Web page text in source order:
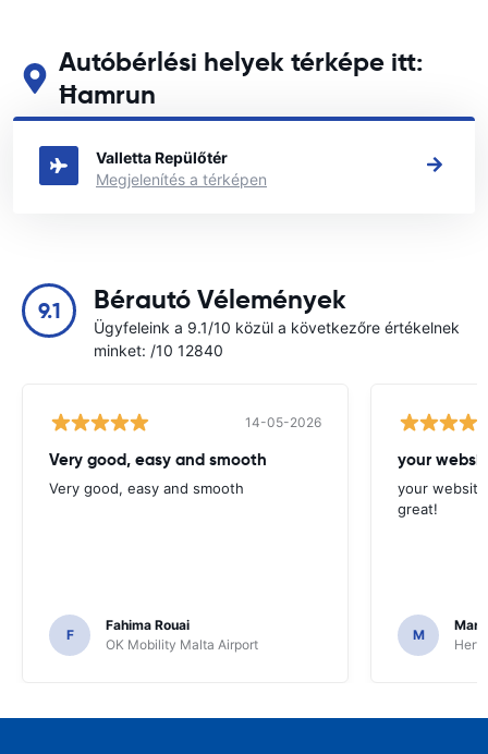
Autóbérlési helyek térképe itt:
Ħamrun
Tekintse meg fő autóbérlési helyeinket itt: Ħamrun
Valletta Repülőtér
Megjelenítés a térképen
9.1 Bérautó Vélemények
Ügyfeleink a 9.1/10 közül a következőre értékelnek
minket: /10 12840
14-05-2026
Very good, easy and smooth
Very good, easy and smooth
F
Fahima Rouai
OK Mobility Malta Airport
your
your
great!
M